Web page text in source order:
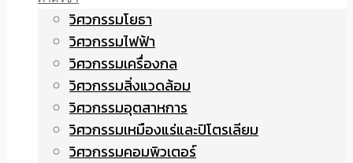
วิศวกรรมโยธา
วิศวกรรมไฟฟ้า
วิศวกรรมเครื่องกล
วิศวกรรมสิ่งแวดล้อม
วิศวกรรมอุตสาหการ
วิศวกรรมเหมืองแร่และปิโตรเลียม
วิศวกรรมคอมพิวเตอร์